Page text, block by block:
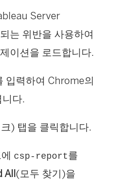
Server
는 위반을 사용하여
이션을 로드합니다.
입력하여 Chrome의
다.
) 탭을 클릭합니다.
csp-report를
All(모두 찾기)을